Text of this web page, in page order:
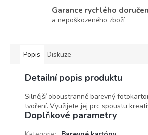
Garance rychlého
a nepoškozeného zboží
Popis Diskuze
Detailní popis produktu
Silnější oboustranně barevný
tvoření. Využijete jej pro spoustu
Doplňkové parametry